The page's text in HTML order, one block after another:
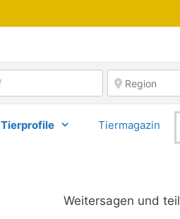
Tierprofile Tiermagazin
Weitersagen und